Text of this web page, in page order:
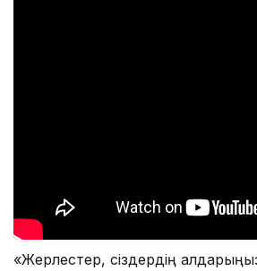
«Жерлестер, сіздердің